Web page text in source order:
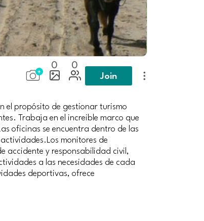
0 0
Join
el propósito de gestionar turismo
Trabaja en el increible marco que
oficinas se encuentra dentro de las
monitores de
accidente y responsabilidad civil,
a las necesidades de cada
deportivas, ofrece